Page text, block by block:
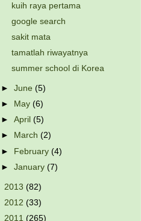
kuih raya pertama
google search
sakit mata
tamatlah riwayatnya
summer school di Korea
►June(5)
►
May(6)
►April(5)
►
March(2)
► February(4)
►January(7)
2013 (82)
2012 (33)
2011 (265)